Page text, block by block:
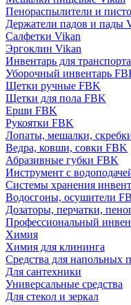
Пенораспылители и
Держатели падов и пады
Салфетки Vikan
Эргоклин Vikan
Инвентарь для
Уборочный инвентарь
Щетки ручные FBK
Щетки для пола FBK
Ерши FBK
Рукоятки FBK
Лопаты, мешалки,
Ведра, ковши, совки FBK
Абразивные губки FBK
Инструмент с
Системы хранения
Водосгоны, осушители
Дозаторы, перчатки,
Профессиональный
Химия
Химия для клининга
Средства для напольных
Для сантехники
Универсальные средства
Для стекол и зеркал